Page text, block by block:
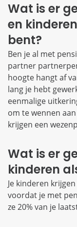
Wat is er
en
bent?
Ben je al met
partner
hoogte hangt af
lang je hebt
eenmalige
om te wennen
krijgen een
Wat is er
kinderen
Je kinderen
voordat je met
ze 20% van je